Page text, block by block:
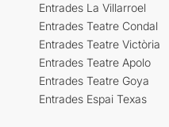
Entrades La Villarroel
Entrades Teatre Condal
Entrades Teatre Victòria
Entrades Teatre Apolo
Entrades Teatre Goya
Entrades Espai Texas